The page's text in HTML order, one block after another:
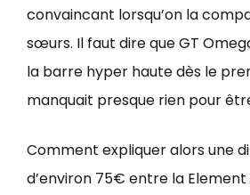
convaincant lorsqu’on la
sœurs. Il faut dire que GT
la barre hyper haute dès le
manquait presque rien pour
Comment expliquer alors une
d’environ 75€ entre la